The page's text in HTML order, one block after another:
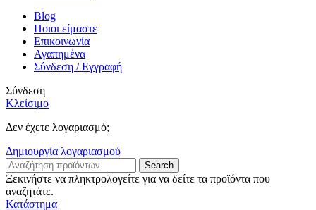
Blog
Ποιοι είμαστε
Επικοινωνία
Αγαπημένα
Σύνδεση / Εγγραφή
Σύνδεση
Κλείσιμο
Δεν έχετε λογαριασμό;
Δημιουργία λογαριασμού
Search
Ξεκινήστε να πληκτρολογείτε για να δείτε τα προϊόντα που
αναζητάτε.
Κατάστημα